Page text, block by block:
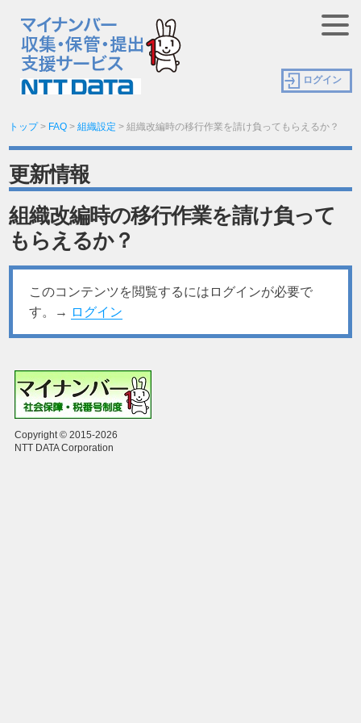
ログイン
トップ> FAQ >組織設定 >組織改編時の移行作業を請け負ってもらえるか？
更新情報
組織改編時の移行作業を請け負って
もらえるか？
このコンテンツを閲覧するにはログインが必要で
す。→ ログイン
Copyright © 2015-2026
NTT DATA Corporation